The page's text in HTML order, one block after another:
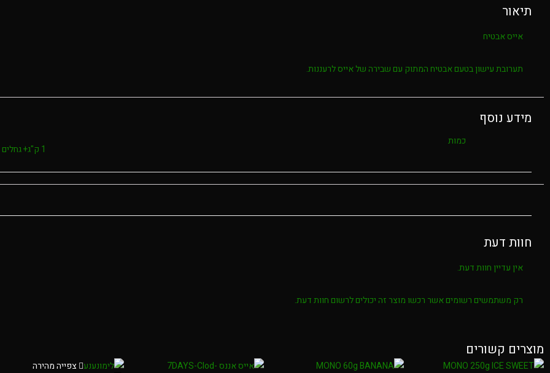
תיאור
אייס אבטיח
תערובת עישון בטעם אבטיח המתוק עם שבירה של אייס לרעננות.
מידע נוסף
כמות
1 ק"ג+ גחלים מתנה, 100 גרם, 250 גרם, 500 גרם
חוות דעת
אין עדיין חוות דעת.
רק משתמשים רשומים אשר רכשו מוצר זה יכולים לרשום חוות דעת.
מוצרים קשורים
צפייה מהירה